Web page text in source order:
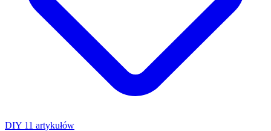
DIY 11 artykułów